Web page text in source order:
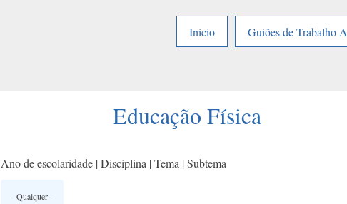
Início
Guiões de Trabalho
Educação Física
Ano de escolaridade | Disciplina | Tema | Subtema